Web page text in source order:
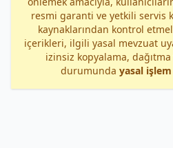
resmi garanti ve yetkili servis
kaynaklarından kontrol
içerikleri, ilgili yasal mevzuat
izinsiz kopyalama,
durumunda yasal